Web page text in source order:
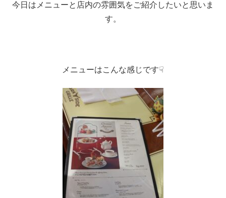
今日はメニューと店内の雰囲気をご紹介したいと思いま
す。
メニューはこんな感じです☟